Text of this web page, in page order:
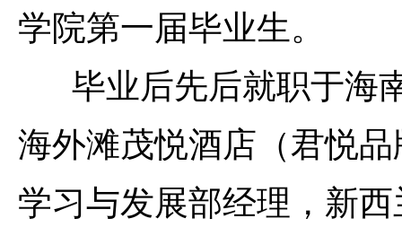
学院第一届毕业生。
毕业后先后就职于海
海外滩茂悦酒店（君悦
学习与发展部经理，新